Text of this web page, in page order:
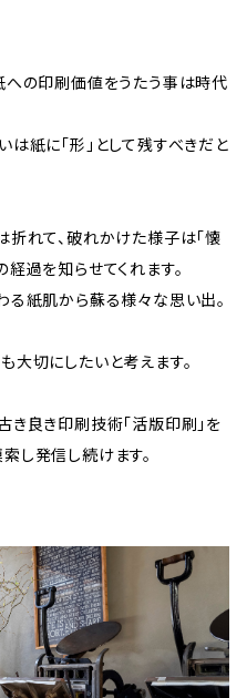
への印刷価値をうたう事は時代
紙に「形」として残すべきだと
折れて、破れかけた様子は「懐
過を知らせてくれます。
る紙肌から蘇る様々な思い出。
大切にしたいと考えます。
き良き印刷技術「活版印刷」を
し発信し続けます。